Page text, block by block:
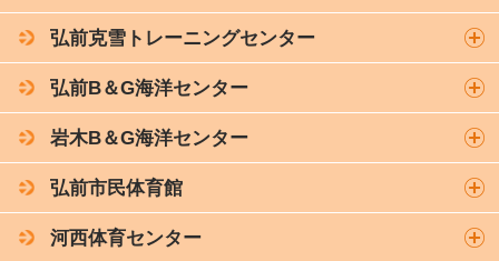
弘前克雪トレーニングセンター
弘前B＆G海洋センター
岩木B＆G海洋センター
弘前市民体育館
河西体育センター